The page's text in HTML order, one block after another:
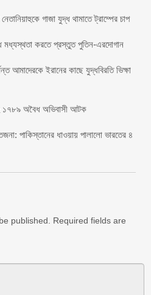
গাজা যুদ্ধ থামাতে ট্রাম্পের চাপ
মধ্যস্থতা করতে প্রস্তুত পুতিন-এরদোগান
আমাদেরকে ইরানের কাছে যুদ্ধবিরতি ভিক্ষা
১৭৮৯ অবৈধ অভিবাসী আটক
পাকিস্তানের ধাওয়ায় পালালো ভারতের ৪
published. Required fields are